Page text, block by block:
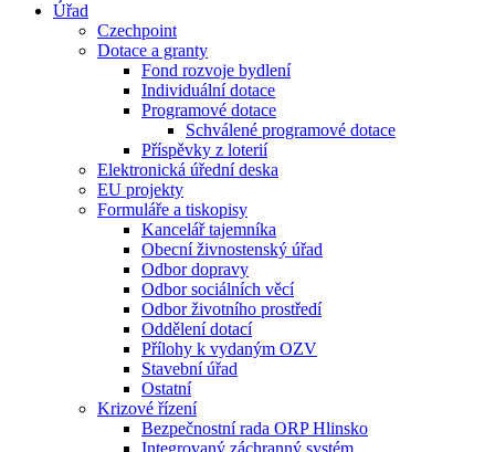
Úřad
Czechpoint
Dotace a granty
Fond rozvoje bydlení
Individuální dotace
Programové dotace
Schválené programové dotace
Příspěvky z loterií
Elektronická úřední deska
EU projekty
Formuláře a tiskopisy
Kancelář tajemníka
Obecní živnostenský úřad
Odbor dopravy
Odbor sociálních věcí
Odbor životního prostředí
Oddělení dotací
Přílohy k vydaným OZV
Stavební úřad
Ostatní
Krizové řízení
Bezpečnostní rada ORP Hlinsko
Integrovaný záchranný systém